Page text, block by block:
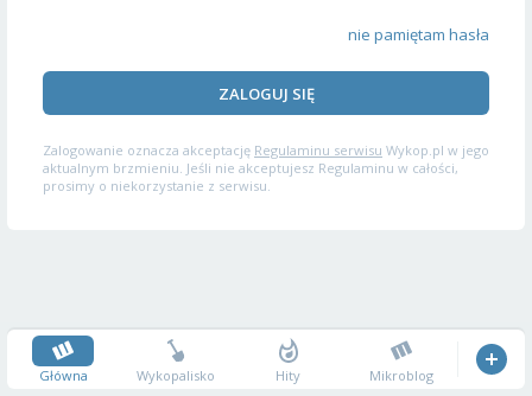
nie pamiętam hasła
ZALOGUJ SIĘ
Zalogowanie oznacza akceptację Regulaminu serwisu Wykop.pl w jego
aktualnym brzmieniu. Jeśli nie akceptujesz Regulaminu w całości,
prosimy o niekorzystanie z serwisu.
Główna Wykopalisko Hity Mikroblog